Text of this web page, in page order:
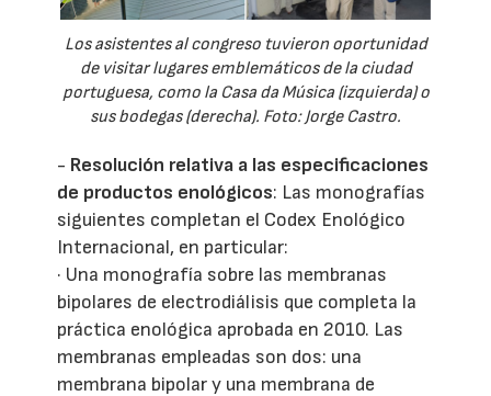
Los asistentes al congreso tuvieron oportunidad
de visitar lugares emblemáticos de la ciudad
portuguesa, como la Casa da Música (izquierda) o
sus bodegas (derecha). Foto: Jorge Castro.
- Resolución relativa a las especificaciones
de productos enológicos: Las monografías
siguientes completan el Codex Enológico
Internacional, en particular:
· Una monografía sobre las membranas
bipolares de electrodiálisis que completa la
práctica enológica aprobada en 2010. Las
membranas empleadas son dos: una
membrana bipolar y una membrana de